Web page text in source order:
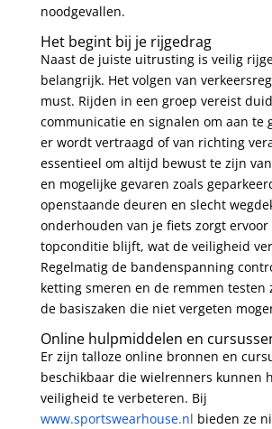
noodgevallen.
Het begint bij je rijgedrag
Naast de juiste uitrusting is veilig
belangrijk. Het volgen van
must. Rijden in een groep vereist
communicatie en signalen om aan te
er wordt vertraagd of van richting
essentieel om altijd bewust te zijn
en mogelijke gevaren zoals
openstaande deuren en slecht
onderhouden van je fiets zorgt
topconditie blijft, wat de veiligheid
Regelmatig de bandenspanning
ketting smeren en de remmen testen
de basiszaken die niet vergeten
Online hulpmiddelen en
Er zijn talloze online bronnen en
beschikbaar die wielrenners kunnen
veiligheid te verbeteren. Bij
www.sportswearhouse.nl bieden ze